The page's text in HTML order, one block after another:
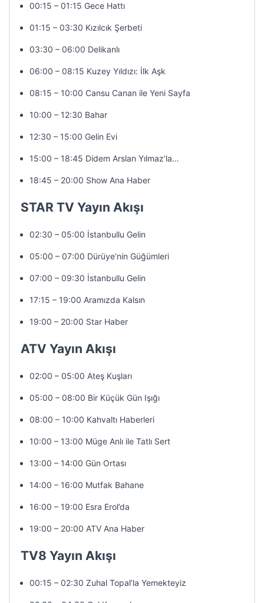
00:15 – 01:15 Gece Hattı
01:15 – 03:30 Kızılcık Şerbeti
03:30 – 06:00 Delikanlı
06:00 – 08:15 Kuzey Yıldızı: İlk Aşk
08:15 – 10:00 Cansu Canan ile Yeni Sayfa
10:00 – 12:30 Bahar
12:30 – 15:00 Gelin Evi
15:00 – 18:45 Didem Arslan Yılmaz’la…
18:45 – 20:00 Show Ana Haber
STAR TV Yayın Akışı
02:30 – 05:00 İstanbullu Gelin
05:00 – 07:00 Dürüye’nin Güğümleri
07:00 – 09:30 İstanbullu Gelin
17:15 – 19:00 Aramızda Kalsın
19:00 – 20:00 Star Haber
ATV Yayın Akışı
02:00 – 05:00 Ateş Kuşları
05:00 – 08:00 Bir Küçük Gün Işığı
08:00 – 10:00 Kahvaltı Haberleri
10:00 – 13:00 Müge Anlı ile Tatlı Sert
13:00 – 14:00 Gün Ortası
14:00 – 16:00 Mutfak Bahane
16:00 – 19:00 Esra Erol’da
19:00 – 20:00 ATV Ana Haber
TV8 Yayın Akışı
00:15 – 02:30 Zuhal Topal’la Yemekteyiz